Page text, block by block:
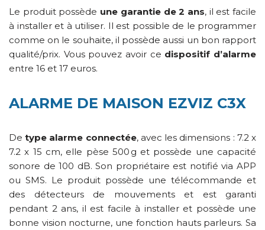
Le produit possède une garantie de 2 ans, il est facile
à installer et à utiliser. Il est possible de le programmer
comme on le souhaite, il possède aussi un bon rapport
qualité/prix. Vous pouvez avoir ce dispositif d’alarme
entre 16 et 17 euros.
ALARME DE MAISON EZVIZ C3X
Detype alarme connectée, avec les dimensions : 7.2 x
7.2 x 15 cm, elle pèse 500 g et possède une capacité
sonore de 100 dB. Son propriétaire est notifié via APP
ou SMS. Le produit possède une télécommande et
des détecteurs de mouvements et est garanti
pendant 2 ans, il est facile à installer et possède une
bonne vision nocturne, une fonction hauts parleurs. Sa